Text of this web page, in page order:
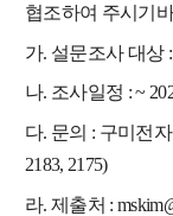
협조하여 주시기
가. 설문조사 대상
나. 조사일정 : ~
다. 문의 : 구미전
2183, 2175)
라. 제출처 :